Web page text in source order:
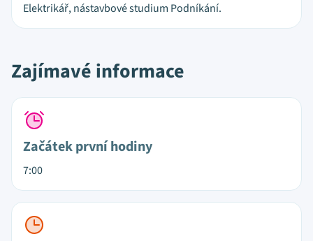
Elektrikář, nástavbové studium Podníkání.
Zajímavé informace
Začátek první hodiny
7:00